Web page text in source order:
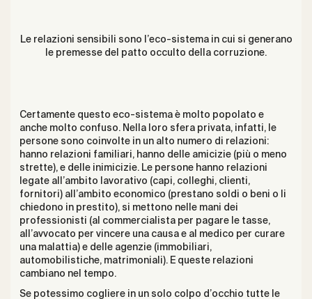
Le relazioni sensibili sono l’eco-sistema in cui si generano
le premesse del patto occulto della corruzione.
Certamente questo eco-sistema è molto popolato e
anche molto confuso. Nella loro sfera privata, infatti, le
persone sono coinvolte in un alto numero di relazioni:
hanno relazioni familiari, hanno delle amicizie (più o meno
strette), e delle inimicizie. Le persone hanno relazioni
legate all’ambito lavorativo (capi, colleghi, clienti,
fornitori) all’ambito economico (prestano soldi o beni o li
chiedono in prestito), si mettono nelle mani dei
professionisti (al commercialista per pagare le tasse,
all’avvocato per vincere una causa e al medico per curare
una malattia) e delle agenzie (immobiliari,
automobilistiche, matrimoniali). E queste relazioni
cambiano nel tempo.
Se potessimo cogliere in un solo colpo d’occhio tutte le